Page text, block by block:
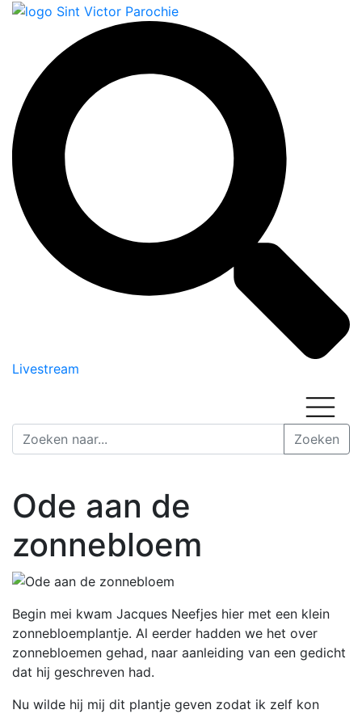
Livestream
Ode aan de
zonnebloem
Begin mei kwam Jacques Neefjes hier met een klein
zonnebloemplantje. Al eerder hadden we het over
zonnebloemen gehad, naar aanleiding van een gedicht
dat hij geschreven had.
Nu wilde hij mij dit plantje geven zodat ik zelf kon